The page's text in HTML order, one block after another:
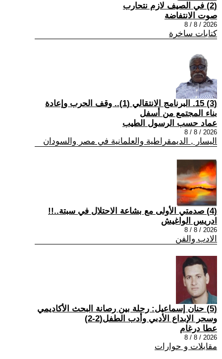
(2) في الصيف لازم نتحارب
صوت الانتفاضة
2026 / 8 / 8
كتابات ساخرة
(3) 15. البرنامج الانتقالي (1).. وقف الحرب وإعادة
بناء المجتمع من أسفل
عماد حسب الرسول الطيب
2026 / 8 / 8
اليسار , الديمقراطية والعلمانية في مصر والسودان
(4) صدمتي الأولى مع بشاعة الاحتلال في سبتة..!!
ادريس الواغيش
2026 / 8 / 8
الادب والفن
(5) حنان إسماعيل: رحلة بين رصانة البحث الأكاديمي
وسحر الإبداع الأدبي وأدب الطفل(2-2)
عطا درغام
2026 / 8 / 8
مقابلات و حوارات